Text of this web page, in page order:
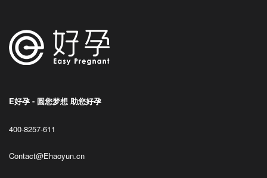
E好孕 - 圆您梦想 助您好孕
400-8257-611
Contact@Ehaoyun.cn